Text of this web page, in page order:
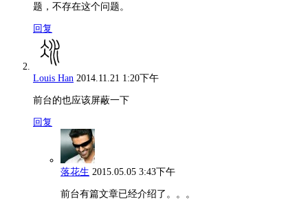
题，不存在这个问题。
回复
Louis Han 2014.11.21 1:20下午
前台的也应该屏蔽一下
回复
落花生 2015.05.05 3:43下午
前台有篇文章已经介绍了。。。